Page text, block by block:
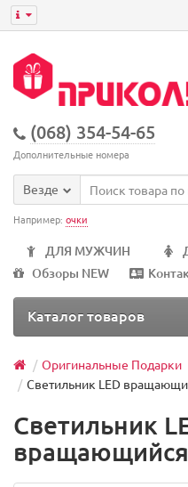
(068) 354-54-65
Дополнительные номера
Везде
Например: очки
ДЛЯ МУЖЧИН
Обзоры NEW
Каталог товаров
Оригинальные Подарки
Светильник LED
Светильник
вращающийся